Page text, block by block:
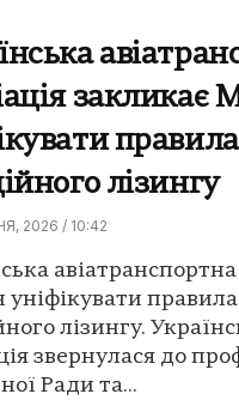
закликає
лізингу
2026 / 10:42
уніфікувати
лізингу.
звернулася до
Ради та...